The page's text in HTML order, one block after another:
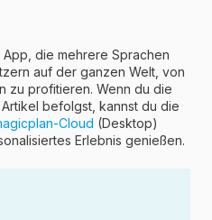
die mehrere Sprachen
auf der ganzen Welt, von
zu profitieren. Wenn du die
befolgst, kannst du die
Cloud (Desktop)
Erlebnis genießen.